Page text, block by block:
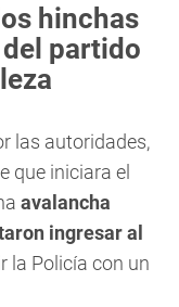
hinchas
partido
las autoridades,
que iniciara el
avalancha
ingresar al
la Policía con un